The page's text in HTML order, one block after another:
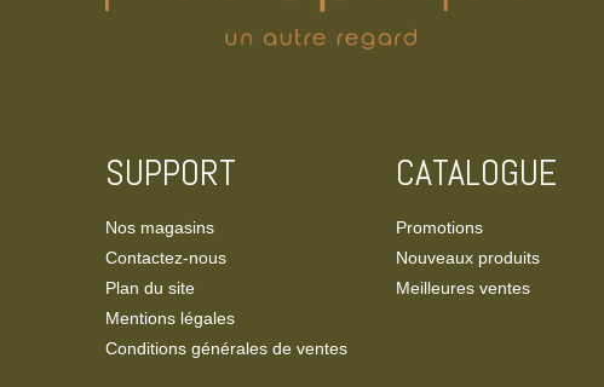
SUPPORT
Nos magasins
Contactez-nous
Plan du site
Mentions légales
Conditions générales de ventes
CATALOGUE
Promotions
Nouveaux produits
Meilleures ventes